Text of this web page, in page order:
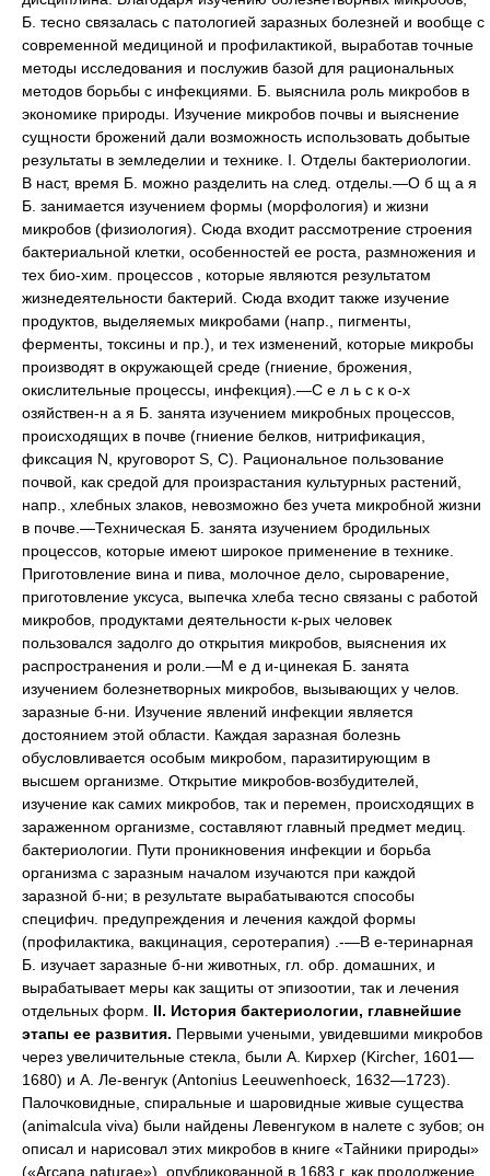
Б. тесно связалась с патологией заразных болезней и вообще с
современной медициной и профилактикой, выработав точные
методы исследования и послужив базой для рациональных
методов борьбы с инфекциями. Б. выяснила роль микробов в
экономике природы. Изучение микробов почвы и выяснение
сущности брожений дали возможность использовать добытые
результаты в земледелии и технике. I. Отделы бактериологии.
В наст, время Б. можно разделить на след. отделы.—О б щ а я
Б. занимается изучением формы (морфология) и жизни
микробов (физиология). Сюда входит рассмотрение строения
бактериальной клетки, особенностей ее роста, размножения и
тех био-хим. процессов , которые являются результатом
жизнедеятельности бактерий. Сюда входит также изучение
продуктов, выделяемых микробами (напр., пигменты,
ферменты, токсины и пр.), и тех изменений, которые микробы
производят в окружающей среде (гниение, брожения,
окислительные процессы, инфекция).—С е л ь с к о-х
озяйствен-н а я Б. занята изучением микробных процессов,
происходящих в почве (гниение белков, нитрификация,
фиксация N, круговорот S, С). Рациональное пользование
почвой, как средой для произрастания культурных растений,
напр., хлебных злаков, невозможно без учета микробной жизни
в почве.—Техническая Б. занята изучением бродильных
процессов, которые имеют широкое применение в технике.
Приготовление вина и пива, молочное дело, сыроварение,
приготовление уксуса, выпечка хлеба тесно связаны с работой
микробов, продуктами деятельности к-рых человек
пользовался задолго до открытия микробов, выяснения их
распространения и роли.—М е д и-цинекая Б. занята
изучением болезнетворных микробов, вызывающих у челов.
заразные б-ни. Изучение явлений инфекции является
достоянием этой области. Каждая заразная болезнь
обусловливается особым микробом, паразитирующим в
высшем организме. Открытие микробов-возбудителей,
изучение как самих микробов, так и перемен, происходящих в
зараженном организме, составляют главный предмет медиц.
бактериологии. Пути проникновения инфекции и борьба
организма с заразным началом изучаются при каждой
заразной б-ни; в результате вырабатываются способы
специфич. предупреждения и лечения каждой формы
(профилактика, вакцинация, серотерапия) .-—В е-теринарная
Б. изучает заразные б-ни животных, гл. обр. домашних, и
вырабатывает меры как защиты от эпизоотии, так и лечения
отдельных форм. II. История бактериологии, главнейшие
этапы ее развития. Первыми учеными, увидевшими микробов
через увеличительные стекла, были А. Кирхер (Kircher, 1601—
1680) и А. Ле-венгук (Antonius Leeuwenhoeck, 1632—1723).
Палочковидные, спиральные и шаровидные живые существа
(animalcula viva) были найдены Левенгуком в налете с зубов; он
описал и нарисовал этих микробов в книге «Тайники природы»
(«Arcana naturae»), опубликованной в 1683 г. как продолжение